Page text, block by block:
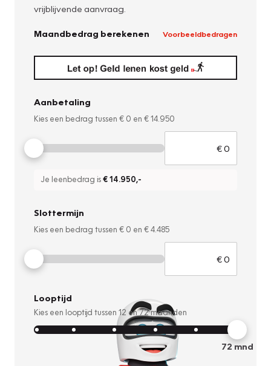
vrijblijvende aanvraag.
Maandbedrag berekenen Voorbeeldbedragen
Aanbetaling
Kies een bedrag tussen € 0 en € 14.950
Je leenbedrag is€ 14.950,-
Slottermijn
Kies een bedrag tussen € 0 en € 4.485
Looptijd
Kies een looptijd tussen 12 en72maanden
72 mnd